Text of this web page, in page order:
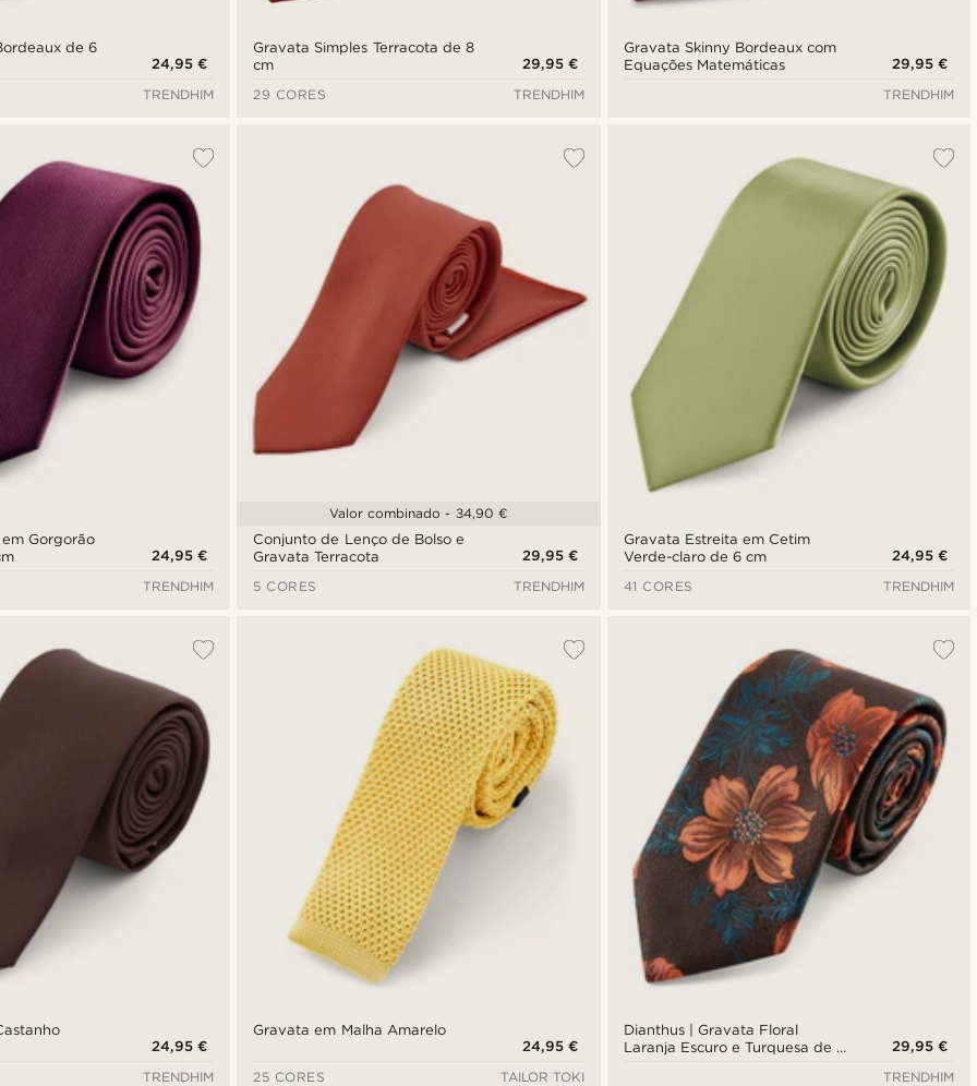
de 6
24,95 €
TRENDHIM
Gravata Simples Terracota de 8
cm
29,95 €
29 CORES
TRENDHIM
Gravata Skinny Bordeaux com
Equações Matemáticas
29,95 €
TRENDHIM
Gorgorão
24,95 €
TRENDHIM
Conjunto de Lenço de Bolso e
Gravata Terracota
29,95 €
Valor combinado - 34,90 €
5 CORES TRENDHIM
Gravata Estreita em Cetim
Verde-claro de 6 cm
24,95 €
41 CORES
TRENDHIM
24,95 €
TRENDHIM
Gravata em Malha Amarelo
24,95 €
25 CORES
TAILOR TOKI
Dianthus | Gravata Floral
Laranja Escuro e Turquesa de 7
29,95 €
TRENDHIM